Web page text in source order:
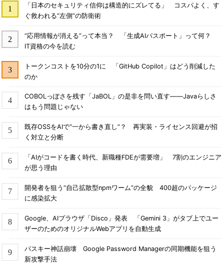
「日本のセキュリティ信仰は構造的にズレてる」 コスパよく、す
ぐ救われる“左側”の防衛術
“応用情報が消える”って本当？ 「生成AIパスポート」って何？
IT資格の今を読む
トークンコストを10分の1に 「GitHub Copilot」はどう削減した
のか
COBOLっぽさを残す「JaBOL」の是非を問い直す――Javaらしさ
はもう問題じゃない
既存OSSをAIで“一から書き直し”？ 再実装・ライセンス回避が招
く対立と分断
「AIがコードを書く時代、新職種FDEが需要増」 7割のエンジニア
が思う理由
開発者を狙う“自己拡散型npmワーム”の全貌 400超のパッケージ
に感染拡大
Google、AIブラウザ「Disco」発表 「Gemini 3」がタブ上でユー
ザーのためのオリジナルWebアプリを自動生成
パスキー神話崩壊 Google Password Managerの同期機能を狙う
新攻撃手法